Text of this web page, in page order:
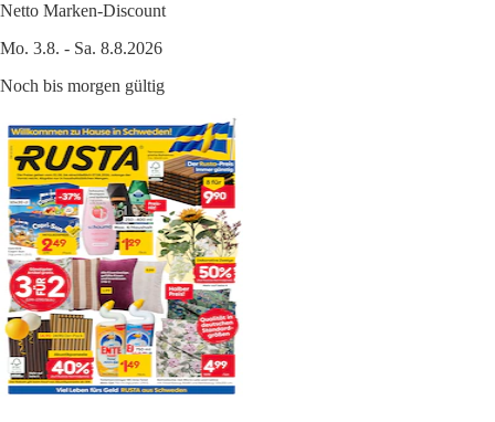
Netto Marken-Discount
Mo. 3.8. - Sa. 8.8.2026
Noch bis morgen gültig